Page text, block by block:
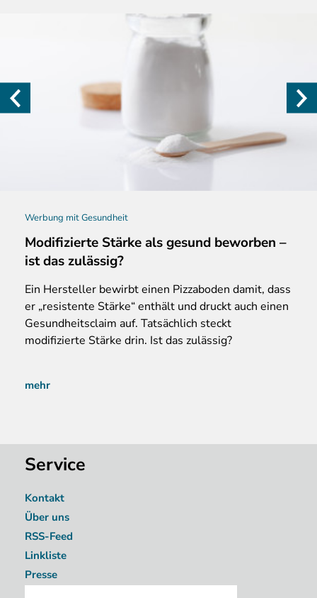
Werbung mit Gesundheit
Modifizierte Stärke als gesund beworben –
ist das zulässig?
Ein Hersteller bewirbt einen Pizzaboden damit, dass
er „resistente Stärke“ enthält und druckt auch einen
Gesundheitsclaim auf. Tatsächlich steckt
modifizierte Stärke drin. Ist das zulässig?
mehr
Service
Kontakt
Über uns
RSS-Feed
Linkliste
Presse